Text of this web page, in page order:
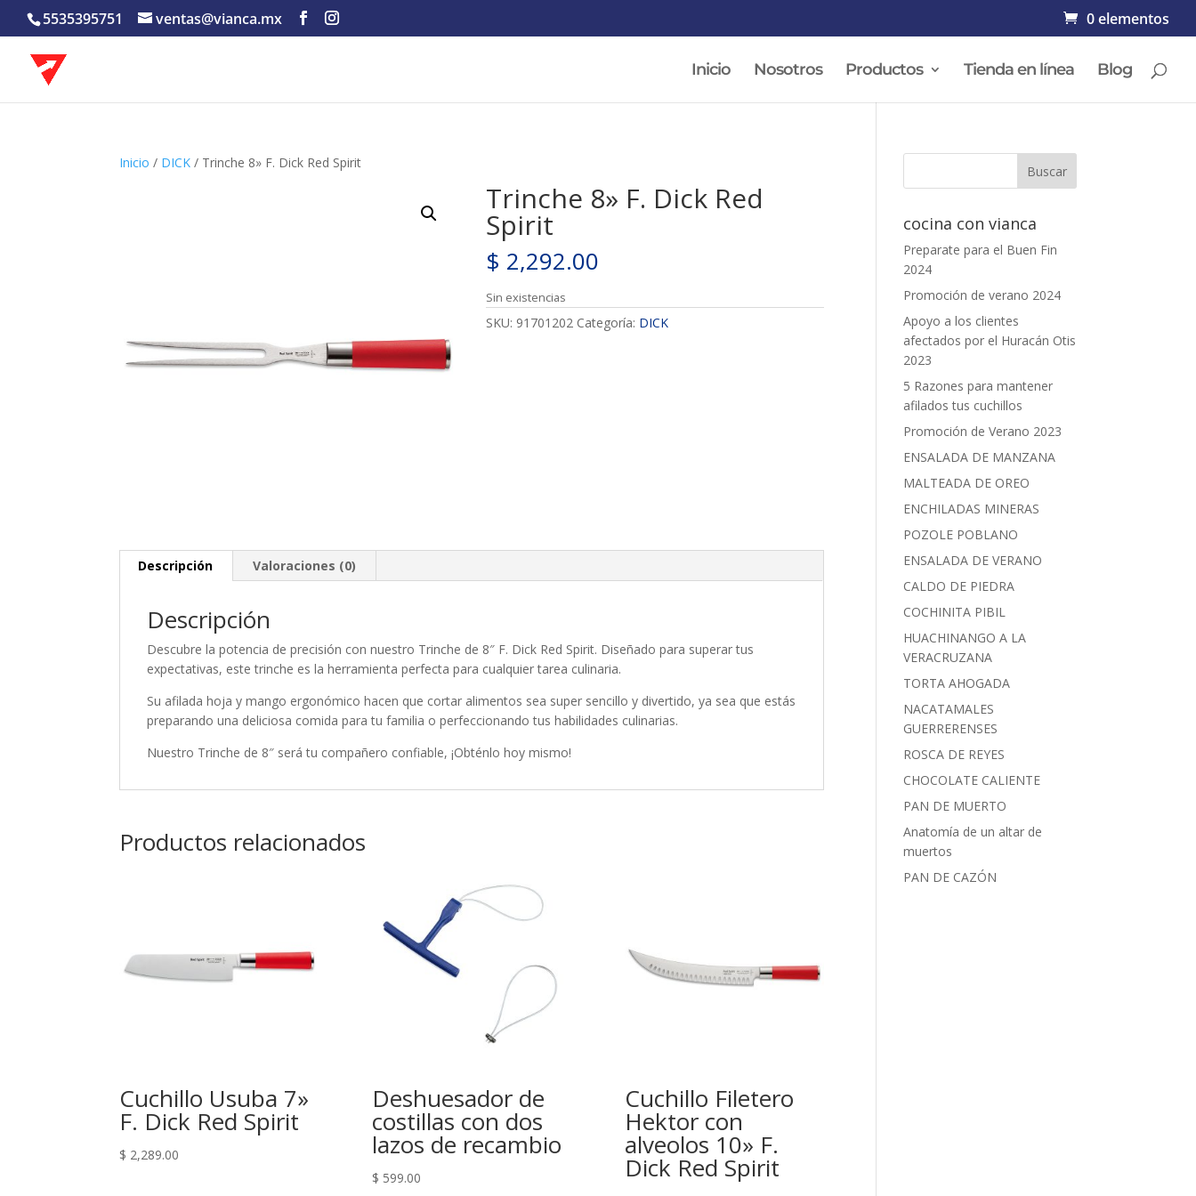
5535395751 ventas@vianca.mx 0 elementos
Inicio Nosotros Productos Tienda en línea Blog
Inicio / DICK / Trinche 8» F. Dick Red Spirit
Trinche 8» F. Dick Red
Spirit
$ 2,292.00
Sin existencias
SKU: 91701202 Categoría: DICK
Descripción Valoraciones (0)
Descripción
Descubre la potencia de precisión con nuestro Trinche de 8″ F. Dick Red Spirit. Diseñado para superar tus
expectativas, este trinche es la herramienta perfecta para cualquier tarea culinaria.
Su afilada hoja y mango ergonómico hacen que cortar alimentos sea super sencillo y divertido, ya sea que estás
preparando una deliciosa comida para tu familia o perfeccionando tus habilidades culinarias.
Nuestro Trinche de 8″ será tu compañero confiable, ¡Obténlo hoy mismo!
Productos relacionados
Cuchillo Usuba 7»
F. Dick Red Spirit
$ 2,289.00
Deshuesador de
costillas con dos
lazos de recambio
$ 599.00
Cuchillo Filetero
Hektor con
alveolos 10» F.
Dick Red Spirit
cocina con vianca
Preparate para el Buen Fin
2024
Promoción de verano 2024
Apoyo a los clientes
afectados por el Huracán Otis
2023
5 Razones para mantener
afilados tus cuchillos
Promoción de Verano 2023
ENSALADA DE MANZANA
MALTEADA DE OREO
ENCHILADAS MINERAS
POZOLE POBLANO
ENSALADA DE VERANO
CALDO DE PIEDRA
COCHINITA PIBIL
HUACHINANGO A LA
VERACRUZANA
TORTA AHOGADA
NACATAMALES
GUERRERENSES
ROSCA DE REYES
CHOCOLATE CALIENTE
PAN DE MUERTO
Anatomía de un altar de
muertos
PAN DE CAZÓN